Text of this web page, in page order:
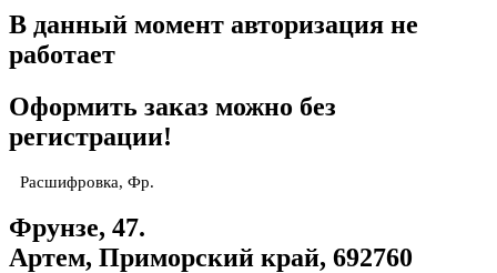
В данный момент авторизация не
работает
Оформить заказ можно без
регистрации!
Расшифровка, Фр.
Фрунзе, 47.
Артем, Приморский край, 692760